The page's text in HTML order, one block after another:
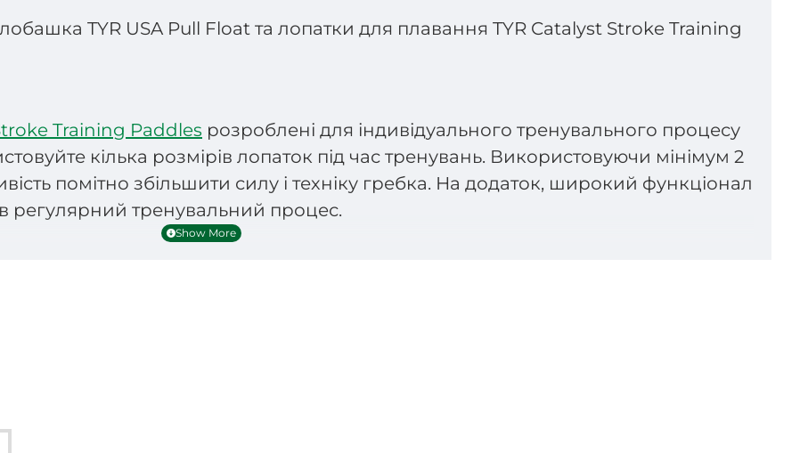
TYR USA Pull Float та лопатки для плавання TYR Catalyst Stroke Training
Training Paddles розроблені для індивідуального тренувального процесу
кілька розмірів лопаток під час тренувань. Використовуючи мінімум 2
помітно збільшити силу і техніку гребка. На додаток, широкий функціонал
регулярний тренувальний процес.
статуру спини
(кожному розміру відповідає певний колір).